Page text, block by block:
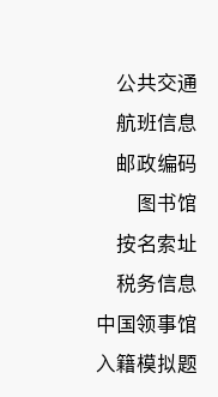
公共交通
航班信息
邮政编码
图书馆
按名索址
税务信息
中国领事馆
入籍模拟题